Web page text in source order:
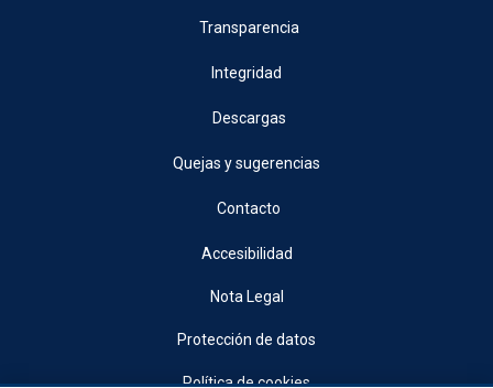
Transparencia
Integridad
Descargas
Quejas y sugerencias
Contacto
Accesibilidad
Nota Legal
Protección de datos
Política de cookies